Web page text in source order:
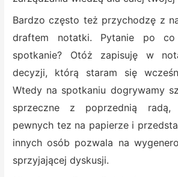
Bardzo często też przychodzę z
draftem notatki. Pytanie po
spotkanie? Otóż zapisuję w
decyzji, którą staram się
Wtedy na spotkaniu dogrywamy
sprzeczne z poprzednią radą,
pewnych tez na papierze i
innych osób pozwala na
sprzyjającej dyskusji.